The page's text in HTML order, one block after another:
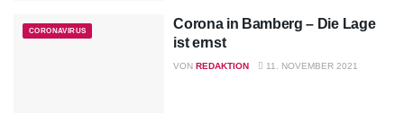
CORONAVIRUS
Corona in Bamberg – Die Lage
ist ernst
VON REDAKTION 11. NOVEMBER 2021